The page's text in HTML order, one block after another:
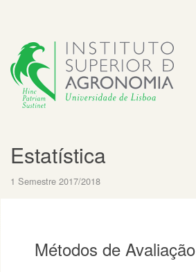
Estatística
1 Semestre 2017/2018
Métodos de Avaliação